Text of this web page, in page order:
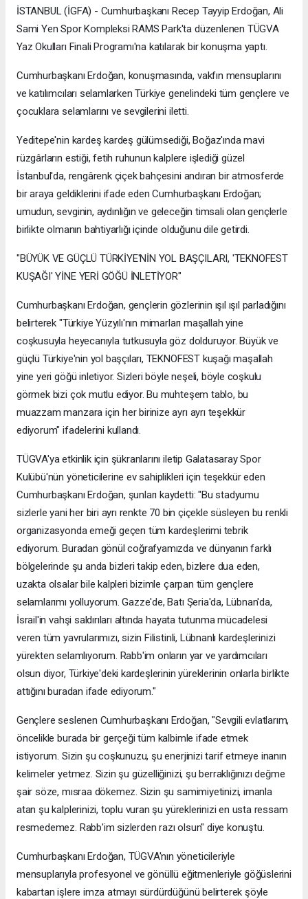
İSTANBUL (İGFA) - Cumhurbaşkanı Recep Tayyip Erdoğan, Ali
Sami Yen Spor Kompleksi RAMS Park'ta düzenlenen TÜGVA
Yaz Okulları Finali Programı'na katılarak bir konuşma yaptı.
Cumhurbaşkanı Erdoğan, konuşmasında, vakfın mensuplarını
ve katılımcıları selamlarken Türkiye genelindeki tüm gençlere ve
çocuklara selamlarını ve sevgilerini iletti.
Yeditepe'nin kardeş kardeş gülümsediği, Boğaz'ında mavi
rüzgârların estiği, fetih ruhunun kalplere işlediği güzel
İstanbul'da, rengârenk çiçek bahçesini andıran bir atmosferde
bir araya geldiklerini ifade eden Cumhurbaşkanı Erdoğan;
umudun, sevginin, aydınlığın ve geleceğin timsali olan gençlerle
birlikte olmanın bahtiyarlığı içinde olduğunu dile getirdi.
"BÜYÜK VE GÜÇLÜ TÜRKİYE'NİN YOL BAŞÇILARI, 'TEKNOFEST
KUŞAĞI' YİNE YERİ GÖĞÜ İNLETİYOR"
Cumhurbaşkanı Erdoğan, gençlerin gözlerinin ışıl ışıl parladığını
belirterek "Türkiye Yüzyılı'nın mimarları maşallah yine
coşkusuyla heyecanıyla tutkusuyla göz dolduruyor. Büyük ve
güçlü Türkiye'nin yol başçıları, TEKNOFEST kuşağı maşallah
yine yeri göğü inletiyor. Sizleri böyle neşeli, böyle coşkulu
görmek bizi çok mutlu ediyor. Bu muhteşem tablo, bu
muazzam manzara için her birinize ayrı ayrı teşekkür
ediyorum" ifadelerini kullandı.
TÜGVA'ya etkinlik için şükranlarını iletip Galatasaray Spor
Kulübü'nün yöneticilerine ev sahiplikleri için teşekkür eden
Cumhurbaşkanı Erdoğan, şunları kaydetti: "Bu stadyumu
sizlerle yani her biri ayrı renkte 70 bin çiçekle süsleyen bu renkli
organizasyonda emeği geçen tüm kardeşlerimi tebrik
ediyorum. Buradan gönül coğrafyamızda ve dünyanın farklı
bölgelerinde şu anda bizleri takip eden, bizlere dua eden,
uzakta olsalar bile kalpleri bizimle çarpan tüm gençlere
selamlarımı yolluyorum. Gazze'de, Batı Şeria'da, Lübnan'da,
İsrail'in vahşi saldırıları altında hayata tutunma mücadelesi
veren tüm yavrularımızı, sizin Filistinli, Lübnanlı kardeşlerinizi
yürekten selamlıyorum. Rabb'im onların yar ve yardımcıları
olsun diyor, Türkiye'deki kardeşlerinin yüreklerinin onlarla birlikte
attığını buradan ifade ediyorum."
Gençlere seslenen Cumhurbaşkanı Erdoğan, "Sevgili evlatlarım,
öncelikle burada bir gerçeği tüm kalbimle ifade etmek
istiyorum. Sizin şu coşkunuzu, şu enerjinizi tarif etmeye inanın
kelimeler yetmez. Sizin şu güzelliğinizi, şu berraklığınızı değme
şair söze, mısraa dökemez. Sizin şu samimiyetinizi, imanla
atan şu kalplerinizi, toplu vuran şu yüreklerinizi en usta ressam
resmedemez. Rabb'im sizlerden razı olsun" diye konuştu.
Cumhurbaşkanı Erdoğan, TÜGVA'nın yöneticileriyle
mensuplarıyla profesyonel ve gönüllü eğitmenleriyle göğüslerini
kabartan işlere imza atmayı sürdürdüğünü belirterek şöyle